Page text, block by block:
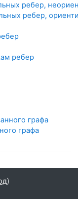
ребер,
ребер,
ребер
графа
графа
)